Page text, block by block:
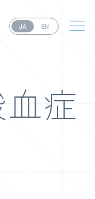
症
JA EN